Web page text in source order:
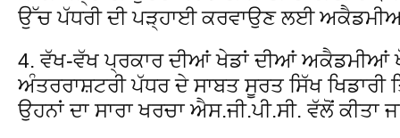
ਉੱਚ ਪੱਧਰੀ ਦੀ ਪੜ੍ਹਾਈ ਕਰਵਾਉਣ ਲਈ
4. ਵੱਖ-ਵੱਖ ਪ੍ਰਕਾਰ ਦੀਆਂ ਖੇਡਾਂ ਦੀਆਂ ਅਕੈਡਮੀਆਂ
ਅੰਤਰਰਾਸ਼ਟਰੀ ਪੱਧਰ ਦੇ ਸਾਬਤ ਸੂਰਤ ਸਿੱਖ
ਉਹਨਾਂ ਦਾ ਸਾਰਾ ਖਰਚਾ ਐਸ.ਜੀ.ਪੀ.ਸੀ. ਵੱਲੋਂ ਕੀਤਾ